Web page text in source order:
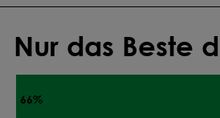
Nur das Beste
66%